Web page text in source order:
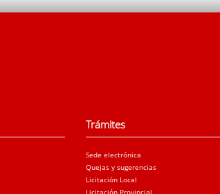
Trámites
Sede electrónica
Quejas y sugerencias
Licitación Local
Licitación Provincial